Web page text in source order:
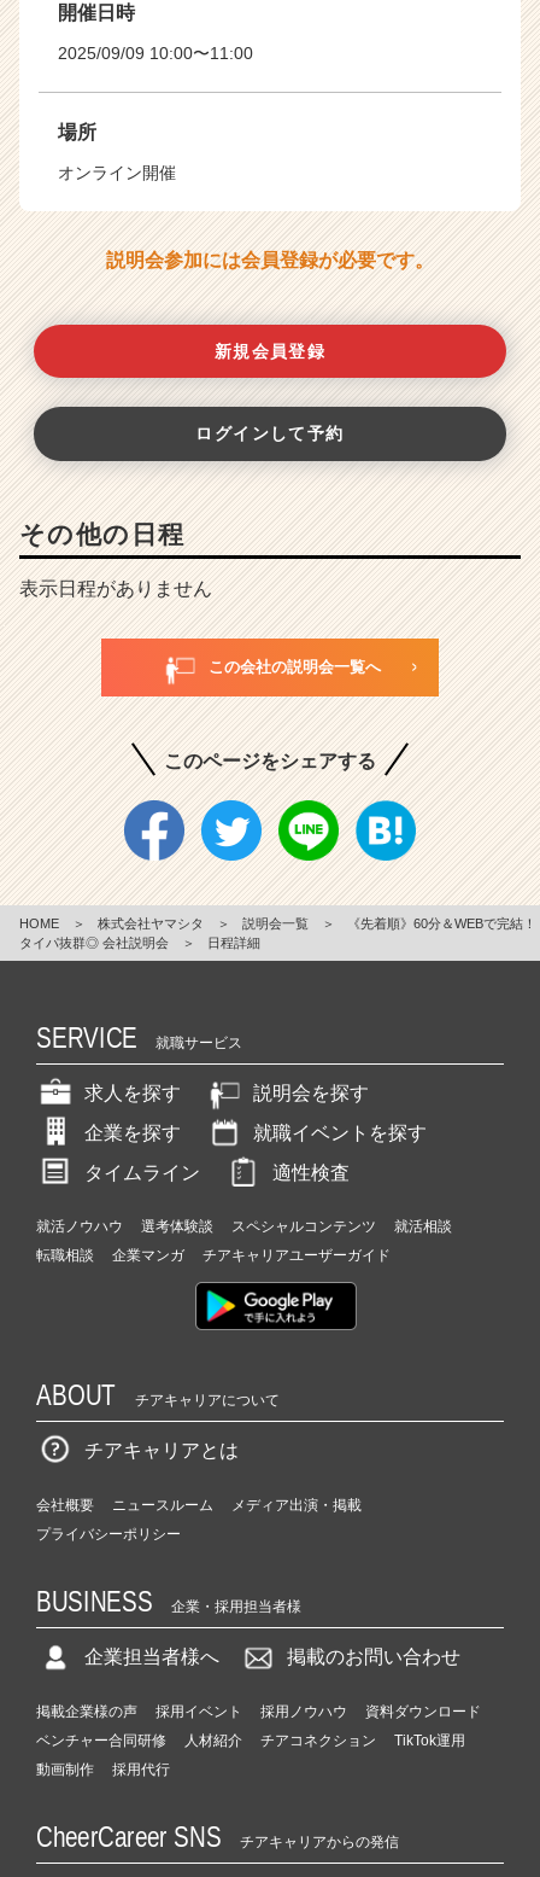
開催日時
2025/09/09 10:00〜11:00
場所
オンライン開催
説明会参加には会員登録が必要です。
新規会員登録
ログインして予約
その他の日程
表示日程がありません
この会社の説明会一覧へ
このページをシェアする
HOME ＞ 株式会社ヤマシタ ＞ 説明会一覧 ＞
《先着順》60分＆WEBで完結！
タイパ抜群◎ 会社説明会
＞ 日程詳細
SERVICE 就職サービス
求人を探す
説明会を探す
企業を探す
就職イベントを探す
タイムライン
適性検査
就活ノウハウ 選考体験談 スペシャルコンテンツ
就活相談
転職相談
企業マンガ チアキャリアユーザーガイド
ABOUT チアキャリアについて
チアキャリアとは
会社概要 ニュースルーム
メディア出演・掲載
プライバシーポリシー
BUSINESS 企業・採用担当者様
企業担当者様へ 掲載のお問い合わせ
掲載企業様の声 採用イベント 採用ノウハウ
資料ダウンロード
ベンチャー合同研修
人材紹介 チアコネクション
TikTok運用
動画制作
採用代行
CheerCareer SNS チアキャリアからの発信